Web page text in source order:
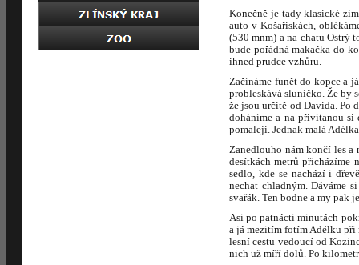
Konečně je tady klasické
auto v Košařiskách,
(530 mnm) a na chatu Ostrý
bude pořádná makačka do
ihned prudce vzhůru.
Začínáme funět do kopce a
probleskává sluníčko. Že by
že jsou určitě od Davida. Po
doháníme a na přivítanou si
pomaleji. Jednak malá
Zanedlouho nám končí les a
desítkách metrů přicházíme
sedlo, kde se nachází i
nechat chladným. Dáváme
svařák. Ten bodne a my pak
Asi po patnácti minutách
a já mezitím fotím Adélku při
lesní cestu vedoucí od
nich už míří dolů. Po